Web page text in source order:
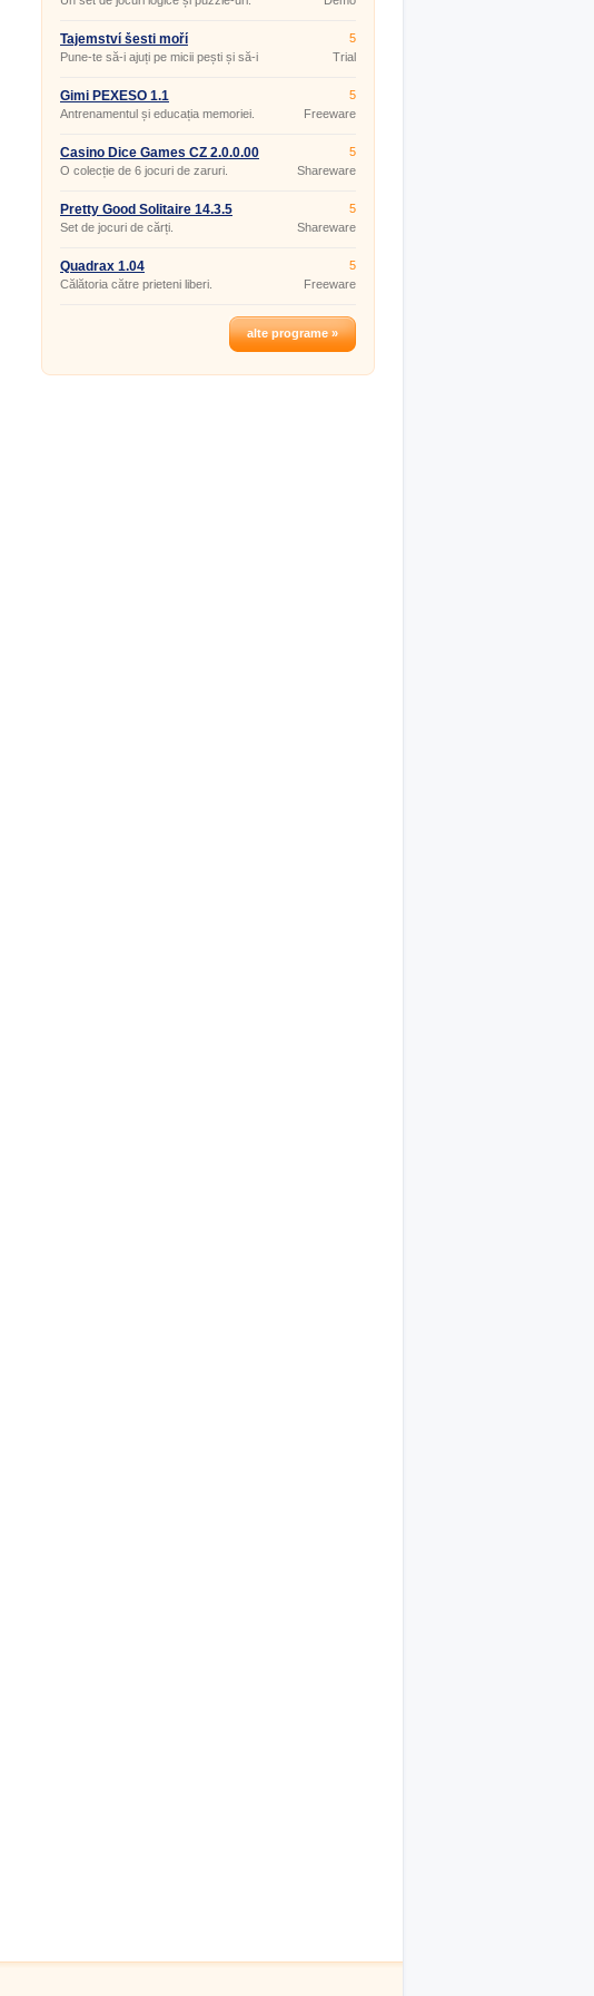
Tajemství šesti moří
Pune-te să-i ajuți pe micii pești și să-i
eliberezi de mașinile distructive.
5
Trial
Gimi PEXESO 1.1
Antrenamentul și educația memoriei.
5
Freeware
Casino Dice Games CZ 2.0.0.00
O colecție de 6 jocuri de zaruri.
5
Shareware
Pretty Good Solitaire 14.3.5
Set de jocuri de cărți.
5
Shareware
Quadrax 1.04
Călătoria către prieteni liberi.
5
Freeware
alte programe »